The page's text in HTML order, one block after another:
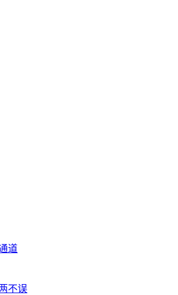
道
不误